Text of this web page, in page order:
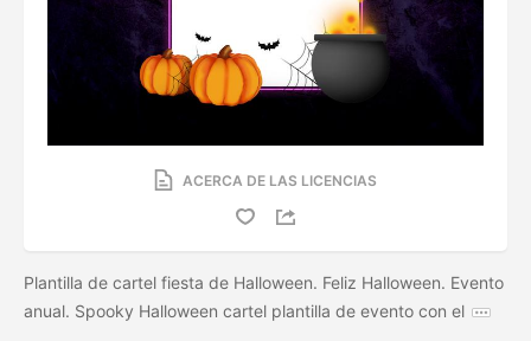
ACERCA DE LAS LICENCIAS
Plantilla de cartel fiesta de Halloween. Feliz Halloween. Evento
anual. Spooky Halloween cartel plantilla de evento con el